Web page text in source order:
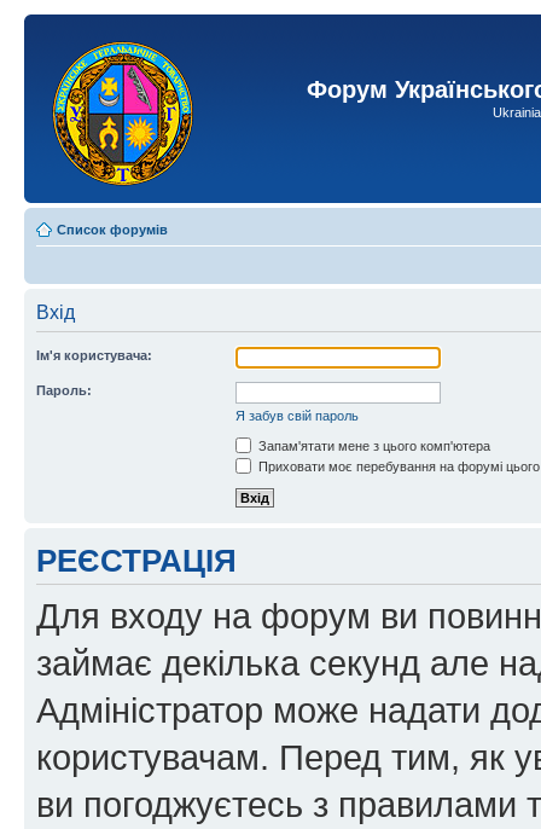
Форум
Список форумів
Вхід
Ім'я користувача:
Пароль:
Я забув свій пароль
Запам'ятати мене з цього комп'ютера
Приховати моє перебування на форумі
РЕЄСТРАЦІЯ
Для входу на форум ви
займає декілька секунд але
Адміністратор може надати
користувачам. Перед тим, як
ви погоджуєтесь з правилами